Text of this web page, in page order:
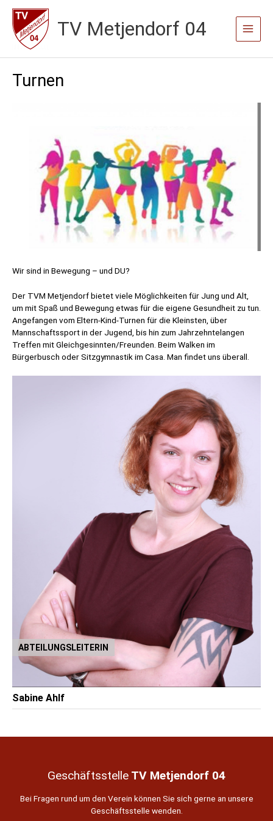
Zum
Inhalt
springen
TV Metjendorf 04
Main
Menu
Turnen
Wir sind in Bewegung – und DU?
Der TVM Metjendorf bietet viele Möglichkeiten für Jung und Alt,
um mit Spaß und Bewegung etwas für die eigene Gesundheit zu tun.
Angefangen vom Eltern-Kind-Turnen für die Kleinsten, über
Mannschaftssport in der Jugend, bis hin zum Jahrzehntelangen
Treffen mit Gleichgesinnten/Freunden. Beim Walken im
Bürgerbusch oder Sitzgymnastik im Casa. Man findet uns überall.
ABTEILUNGSLEITERIN
Sabine Ahlf
Geschäftsstelle TV Metjendorf 04
Bei Fragen rund um den Verein können Sie sich gerne an unsere
Geschäftsstelle wenden.